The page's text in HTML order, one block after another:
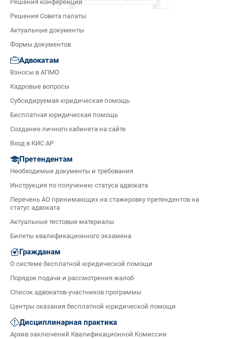
Решения конференций
Решения Совета палаты
Актуальные документы
Формы документов
Адвокатам
Взносы в АПМО
Кадровые вопросы
Субсидируемая юридическая помощь
Бесплатная юридическая помощь
Создание личного кабинета на сайте
Вход в КИС АР
Претендентам
Необходимые документы и требования
Инструкция по получению статуса адвоката
Перечень АО принимающих на стажировку претендентов на
статус адвоката
Актуальные тестовые материалы
Билеты квалификационного экзамена
Гражданам
О системе бесплатной юридической помощи
Порядок подачи и рассмотрения жалоб
Список адвокатов-участников программы
Центры оказания бесплатной юридической помощи
Дисциплинарная практика
Архив заключений Квалификационной Комиссии